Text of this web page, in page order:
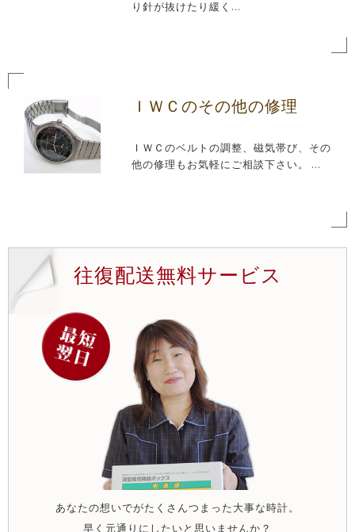
り針が抜けたり緩く...
ＩＷＣのその他の修理
ＩＷＣのベルトの調整、磁気帯び、その
他の修理もお気軽にご相談下さい。 ...
往復配送無料サービス
あなたの想いでがたくさんつまった大事な時計。
早く元通りにしたいと思いませんか？